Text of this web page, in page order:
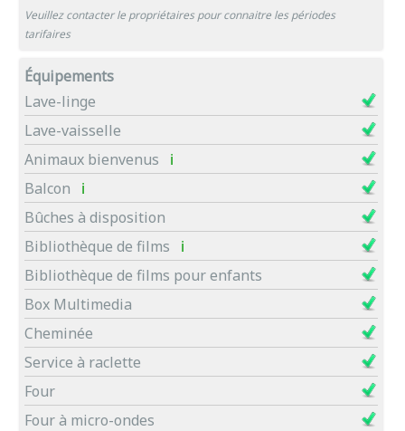
Veuillez contacter le propriétaires pour connaitre les périodes
tarifaires
Équipements
Lave-linge
Lave-vaisselle
Animaux bienvenus
ℹ
Balcon
ℹ
Bûches à disposition
Bibliothèque de films
ℹ
Bibliothèque de films pour enfants
Box Multimedia
Cheminée
Service à raclette
Four
Four à micro-ondes